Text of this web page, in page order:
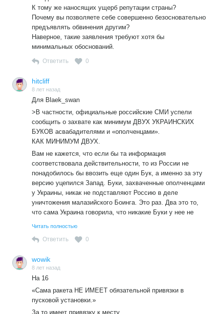
К тому же наносящих ущерб репутации страны?
Почему вы позволяете себе совершенно безосновательно
предъявлять обвинения другим?
Наверное, такие заявления требуют хотя бы
минимальных обоснований.
Ответить 0
hitcliff
8 лет назад
Для Blaek_swan
>В частности, официальные российские СМИ успели
сообщить о захвате как минимум ДВУХ УКРАИНСКИХ
БУКОВ асвабадителями и «ополченцами».
КАК МИНИМУМ ДВУХ.
Вам не кажется, что если бы та информация
соответствовала действительности, то из России не
понадобилось бы ввозить еще один Бук, а именно за эту
версию уцепился Запад. Буки, захваченные ополченцами
у Украины, никак не подставляют Россию в деле
уничтожения малазийского Боинга. Это раз. Два это то,
что сама Украина говорила, что никакие Буки у нее не
Читать полностью
Ответить 0
wowik
8 лет назад
На 16
«Сама ракета НЕ ИМЕЕТ обязательной привязки в
пусковой установки.»
За то имеет привязку к месту